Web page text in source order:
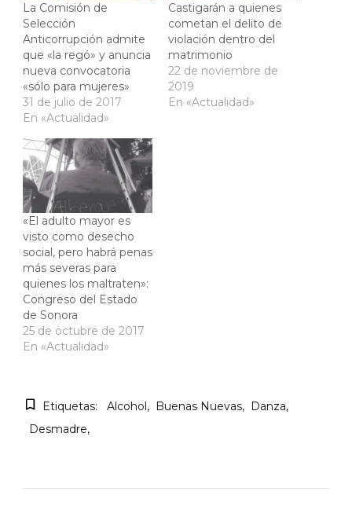
La Comisión de
Selección
Anticorrupción admite
que «la regó» y anuncia
nueva convocatoria
«sólo para mujeres»
31 de julio de 2017
En «Actualidad»
Castigarán a quienes
cometan el delito de
violación dentro del
matrimonio
22 de noviembre de
2019
En «Actualidad»
«El adulto mayor es
visto como desecho
social, pero habrá penas
más severas para
quienes los maltraten»:
Congreso del Estado
de Sonora
25 de octubre de 2017
En «Actualidad»
Etiquetas: Alcohol Buenas Nuevas
Danza
Desmadre